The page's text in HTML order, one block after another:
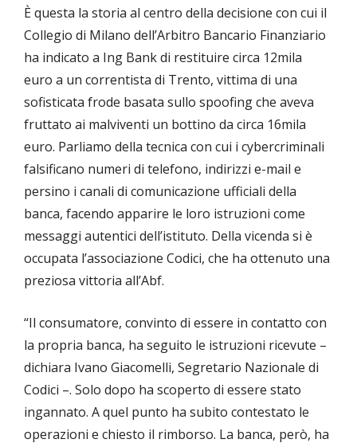
È questa la storia al centro della decisione con cui il
Collegio di Milano dell’Arbitro Bancario Finanziario
ha indicato a Ing Bank di restituire circa 12mila
euro a un correntista di Trento, vittima di una
sofisticata frode basata sullo spoofing che aveva
fruttato ai malviventi un bottino da circa 16mila
euro. Parliamo della tecnica con cui i cybercriminali
falsificano numeri di telefono, indirizzi e-mail e
persino i canali di comunicazione ufficiali della
banca, facendo apparire le loro istruzioni come
messaggi autentici dell’istituto. Della vicenda si è
occupata l’associazione Codici, che ha ottenuto una
preziosa vittoria all’Abf.
“Il consumatore, convinto di essere in contatto con
la propria banca, ha seguito le istruzioni ricevute –
dichiara Ivano Giacomelli, Segretario Nazionale di
Codici –. Solo dopo ha scoperto di essere stato
ingannato. A quel punto ha subito contestato le
operazioni e chiesto il rimborso. La banca, però, ha